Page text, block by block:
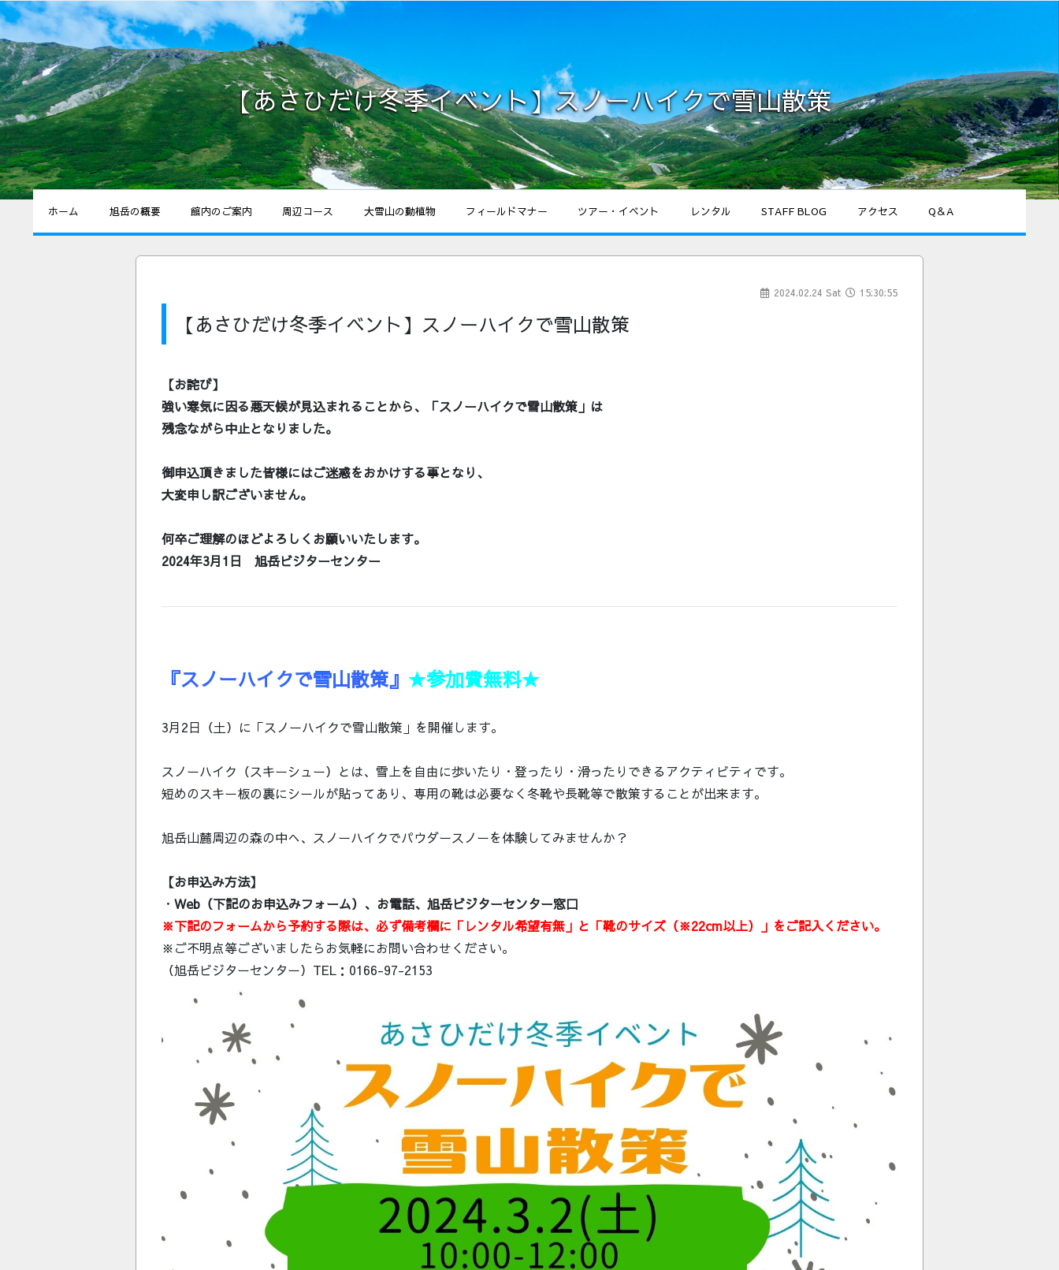
【あさひだけ冬季イベント】スノーハイクで雪山散策
ホーム 旭岳の概要 館内のご案内 周辺コース 大雪山の動植物 フィールドマナー ツアー・イベント レンタル STAFF BLOG アクセス Q＆A
2024.02.24 Sat 15:30:55
【あさひだけ冬季イベント】スノーハイクで雪山散策
【お詫び】
強い寒気に因る悪天候が見込まれることから、「スノーハイクで雪山散策」は
残念ながら中止となりました。
御申込頂きました皆様にはご迷惑をおかけする事となり、
大変申し訳ございません。
何卒ご理解のほどよろしくお願いいたします。
2024年3月1日 旭岳ビジターセンター
『スノーハイクで雪山散策』 ★参加費無料★
3月2日（土）に「スノーハイクで雪山散策」を開催します。
スノーハイク（スキーシュー）とは、雪上を自由に歩いたり・登ったり・滑ったりできるアクティビティです。
短めのスキー板の裏にシールが貼ってあり、専用の靴は必要なく冬靴や長靴等で散策することが出来ます。
旭岳山麓周辺の森の中へ、スノーハイクでパウダースノーを体験してみませんか？
【お申込み方法】
・ Web（下記のお申込みフォーム）、お電話、旭岳ビジターセンター窓口
※下記のフォームから予約する際は、必ず備考欄に「レンタル希望有無」と「靴のサイズ（※22cm以上）」をご記入ください。
※ご不明点等ございましたらお気軽にお問い合わせください。
（旭岳ビジターセンター）TEL：0166-97-2153